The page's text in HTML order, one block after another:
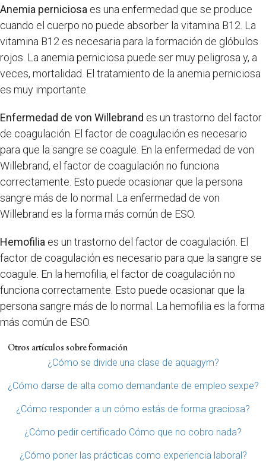
Anemia perniciosa es una enfermedad que se produce
cuando el cuerpo no puede absorber la vitamina B12. La
vitamina B12 es necesaria para la formación de glóbulos
rojos. La anemia perniciosa puede ser muy peligrosa y, a
veces, mortalidad. El tratamiento de la anemia perniciosa
es muy importante.
Enfermedad de von Willebrand es un trastorno del factor
de coagulación. El factor de coagulación es necesario
para que la sangre se coagule. En la enfermedad de von
Willebrand, el factor de coagulación no funciona
correctamente. Esto puede ocasionar que la persona
sangre más de lo normal. La enfermedad de von
Willebrand es la forma más común de ESO.
Hemofilia es un trastorno del factor de coagulación. El
factor de coagulación es necesario para que la sangre se
coagule. En la hemofilia, el factor de coagulación no
funciona correctamente. Esto puede ocasionar que la
persona sangre más de lo normal. La hemofilia es la forma
más común de ESO.
Otros artículos sobre formación
¿Cómo se divide una clase de aquagym?
¿Cómo darse de alta como demandante de empleo sexpe?
¿Cómo responder a un cómo estás de forma graciosa?
¿Cómo pedir certificado Cómo que no cobro nada?
¿Cómo poner las prácticas como experiencia laboral?